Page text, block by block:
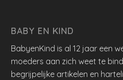
BABY EN KIND
BabyenKind is al 12 jaar een
moeders aan zich weet te
begrijpelijke artikelen en